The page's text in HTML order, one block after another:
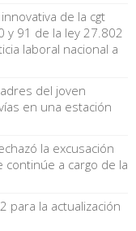
de la cgt
y 91 de la ley 27.802
laboral nacional a
del joven
en una estación
la excusación
a cargo de la
para la actualización